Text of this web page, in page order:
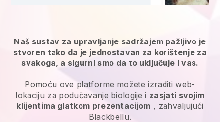
Naš sustav za upravljanje sadržajem pažljivo je
stvoren tako da je jednostavan za korištenje za
svakoga, a sigurni smo da to uključuje i vas.
Pomoću ove platforme možete izraditi web-
lokaciju za podučavanje biologije i zasjati svojim
klijentima glatkom prezentacijom , zahvaljujući
Blackbellu.